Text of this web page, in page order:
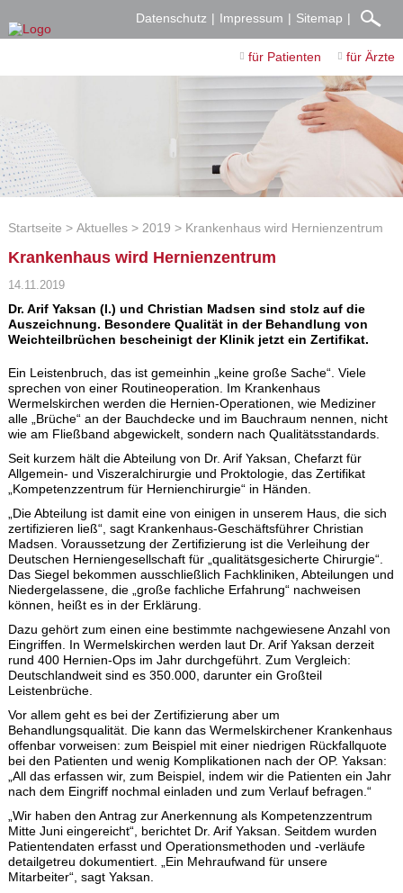
Datenschutz Impressum Sitemap
für Patienten für Ärzte
Startseite Aktuelles 2019 Krankenhaus wird Hernienzentrum
Krankenhaus wird Hernienzentrum
14.11.2019
Dr. Arif Yaksan (l.) und Christian Madsen sind stolz auf die
Auszeichnung. Besondere Qualität in der Behandlung von
Weichteilbrüchen bescheinigt der Klinik jetzt ein Zertifikat.
Ein Leistenbruch, das ist gemeinhin „keine große Sache“. Viele
sprechen von einer Routineoperation. Im Krankenhaus
Wermelskirchen werden die Hernien-Operationen, wie Mediziner
alle „Brüche“ an der Bauchdecke und im Bauchraum nennen, nicht
wie am Fließband abgewickelt, sondern nach Qualitätsstandards.
Seit kurzem hält die Abteilung von Dr. Arif Yaksan, Chefarzt für
Allgemein- und Viszeralchirurgie und Proktologie, das Zertifikat
„Kompetenzzentrum für Hernienchirurgie“ in Händen.
„Die Abteilung ist damit eine von einigen in unserem Haus, die sich
zertifizieren ließ“, sagt Krankenhaus-Geschäftsführer Christian
Madsen. Voraussetzung der Zertifizierung ist die Verleihung der
Deutschen Herniengesellschaft für „qualitätsgesicherte Chirurgie“.
Das Siegel bekommen ausschließlich Fachkliniken, Abteilungen und
Niedergelassene, die „große fachliche Erfahrung“ nachweisen
können, heißt es in der Erklärung.
Dazu gehört zum einen eine bestimmte nachgewiesene Anzahl von
Eingriffen. In Wermelskirchen werden laut Dr. Arif Yaksan derzeit
rund 400 Hernien-Ops im Jahr durchgeführt. Zum Vergleich:
Deutschlandweit sind es 350.000, darunter ein Großteil
Leistenbrüche.
Vor allem geht es bei der Zertifizierung aber um
Behandlungsqualität. Die kann das Wermelskirchener Krankenhaus
offenbar vorweisen: zum Beispiel mit einer niedrigen Rückfallquote
bei den Patienten und wenig Komplikationen nach der OP. Yaksan:
„All das erfassen wir, zum Beispiel, indem wir die Patienten ein Jahr
nach dem Eingriff nochmal einladen und zum Verlauf befragen.“
„Wir haben den Antrag zur Anerkennung als Kompetenzzentrum
Mitte Juni eingereicht“, berichtet Dr. Arif Yaksan. Seitdem wurden
Patientendaten erfasst und Operationsmethoden und -verläufe
detailgetreu dokumentiert. „Ein Mehraufwand für unsere
Mitarbeiter“, sagt Yaksan.